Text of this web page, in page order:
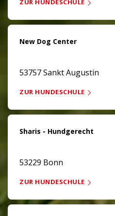
ZUR HUNDESCHULE
New Dog Center
53757 Sankt Augustin
ZUR HUNDESCHULE
Sharis - Hundgerecht
53229 Bonn
ZUR HUNDESCHULE